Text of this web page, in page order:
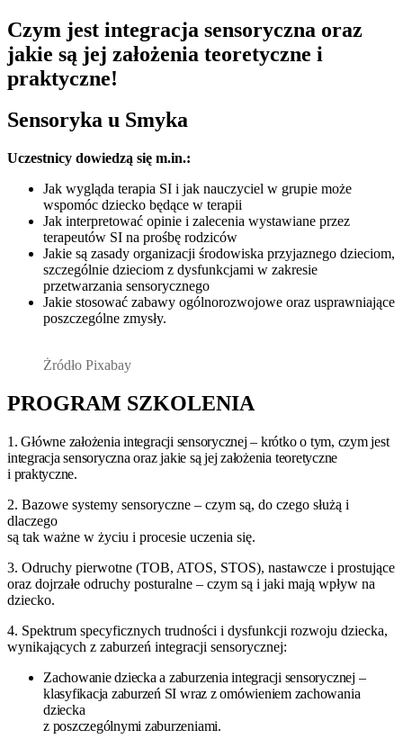
Czym jest integracja sensoryczna oraz
jakie są jej założenia teoretyczne i
praktyczne!
Sensoryka u Smyka
Uczestnicy dowiedzą się m.in.:
Jak wygląda terapia SI i jak nauczyciel w grupie może
wspomóc dziecko będące w terapii
Jak interpretować opinie i zalecenia wystawiane przez
terapeutów SI na prośbę rodziców
Jakie są zasady organizacji środowiska przyjaznego dzieciom,
szczególnie dzieciom z dysfunkcjami w zakresie
przetwarzania sensorycznego
Jakie stosować zabawy ogólnorozwojowe oraz usprawniające
poszczególne zmysły.
Żródło Pixabay
PROGRAM SZKOLENIA
1. Główne założenia integracji sensorycznej – krótko o tym, czym jest
integracja sensoryczna oraz jakie są jej założenia teoretyczne
i praktyczne.
2. Bazowe systemy sensoryczne – czym są, do czego służą i
dlaczego
są tak ważne w życiu i procesie uczenia się.
3. Odruchy pierwotne (TOB, ATOS, STOS), nastawcze i prostujące
oraz dojrzałe odruchy posturalne – czym są i jaki mają wpływ na
dziecko.
4. Spektrum specyficznych trudności i dysfunkcji rozwoju dziecka,
wynikających z zaburzeń integracji sensorycznej:
Zachowanie dziecka a zaburzenia integracji sensorycznej –
klasyfikacja zaburzeń SI wraz z omówieniem zachowania
dziecka
z poszczególnymi zaburzeniami.